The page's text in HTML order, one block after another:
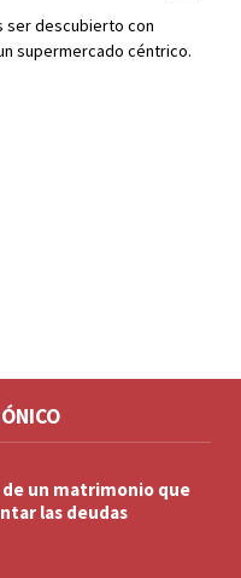
ser descubierto con
supermercado céntrico.
de un matrimonio que
las deudas